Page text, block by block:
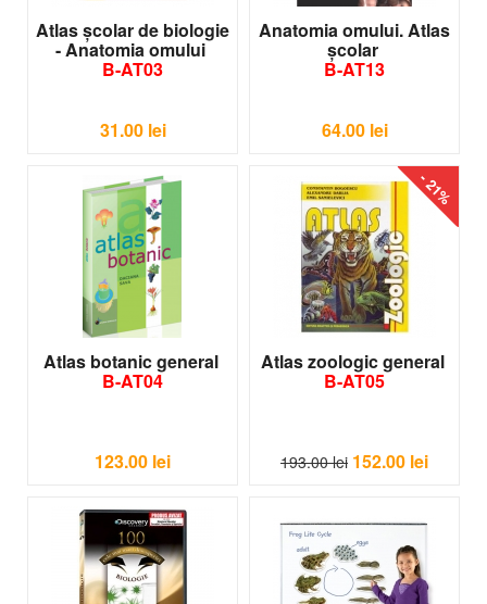
Atlas şcolar de biologie
- Anatomia omului
B-AT03
31.00 lei
Anatomia omului. Atlas
şcolar
B-AT13
64.00 lei
Atlas botanic general
B-AT04
123.00 lei
- 21%
Atlas zoologic general
B-AT05
193.00 lei 152.00 lei